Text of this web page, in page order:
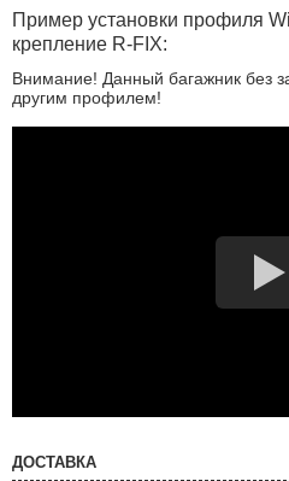
Пример установки профиля
крепление R-FIX:
Внимание! Данный багажник без
другим профилем!
ДОСТАВКА